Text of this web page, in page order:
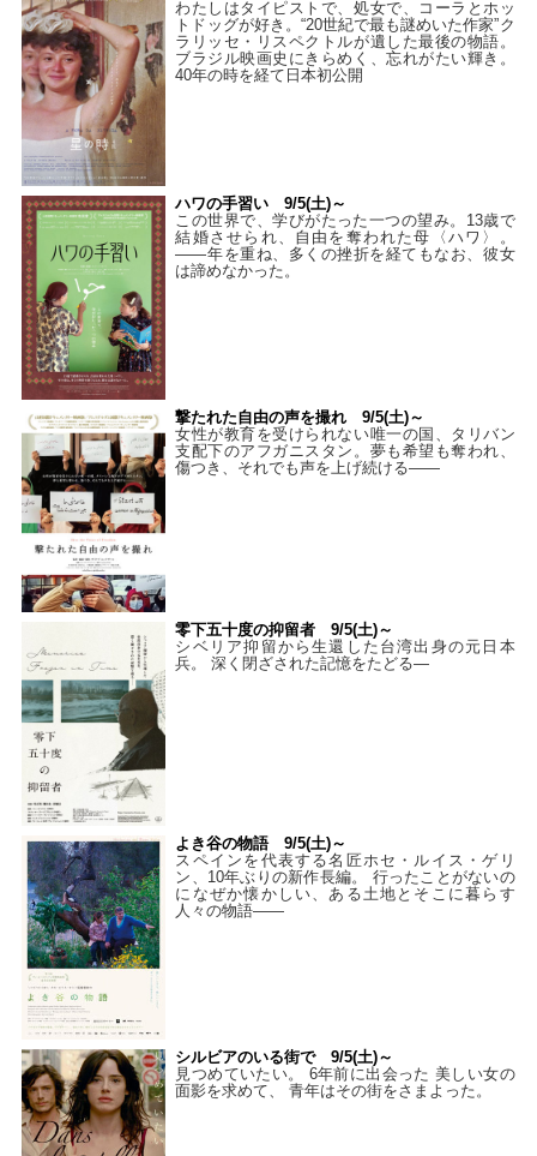
わたしはタイピストで、処⼥で、コーラとホッ
トドッグが好き。“20世紀で最も謎めいた作家”ク
ラリッセ・リスペクトルが遺した最後の物語。
ブラジル映画史にきらめく、忘れがたい輝き。
40年の時を経て⽇本初公開
ハワの手習い 9/5(土)～
この世界で、学びがたった一つの望み。13歳で
結婚させられ、自由を奪われた母〈ハワ〉。
——年を重ね、多くの挫折を経てもなお、彼女
は諦めなかった。
撃たれた自由の声を撮れ 9/5(土)～
女性が教育を受けられない唯一の国、タリバン
支配下のアフガニスタン。夢も希望も奪われ、
傷つき、それでも声を上げ続ける——
零下五十度の抑留者 9/5(土)～
シベリア抑留から生還した台湾出身の元日本
兵。 深く閉ざされた記憶をたどる—
よき谷の物語 9/5(土)～
スペインを代表する名匠ホセ・ルイス・ゲリ
ン、10年ぶりの新作長編。 行ったことがないの
になぜか懐かしい、ある土地とそこに暮らす
人々の物語――
シルビアのいる街で 9/5(土)～
見つめていたい。 6年前に出会った 美しい女の
面影を求めて、 青年はその街をさまよった。